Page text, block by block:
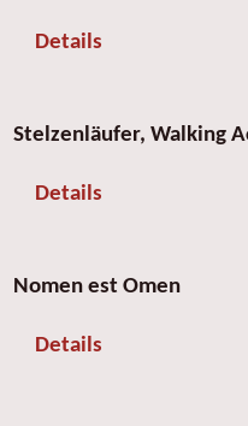
Details
Stelzenläufer, Walking
Details
Nomen est Omen
Details